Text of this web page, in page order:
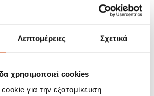
Λεπτομέρειες Σχετικά
χρησιμοποιεί cookies
για την εξατομίκευση
ατσάλι και πλαστικό
στο πλυντήριο πιάτων.